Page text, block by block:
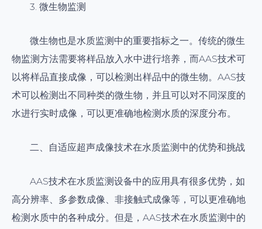
3. 微生物监测
微生物也是水质监测中的重要指标之一。传统的微生
物监测方法需要将样品放入水中进行培养，而AAS技术可
以将样品直接成像，可以检测出样品中的微生物。AAS技
术可以检测出不同种类的微生物，并且可以对不同深度的
水进行实时成像，可以更准确地检测水质的深度分布。
二、自适应超声成像技术在水质监测中的优势和挑战
AAS技术在水质监测设备中的应用具有很多优势，如
高分辨率、多参数成像、非接触式成像等，可以更准确地
检测水质中的各种成分。但是，AAS技术在水质监测中的